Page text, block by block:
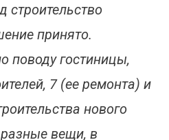
строительство
принято.
поводу гостиницы,
7 (ее ремонта) и
нового
вещи, в